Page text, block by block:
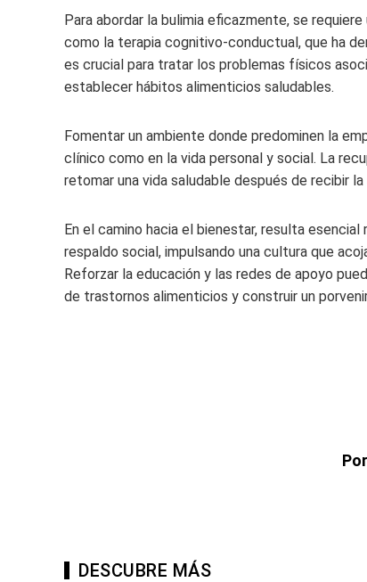
Para abordar la bulimia eficazmente, se
como la terapia cognitivo-conductual, que ha
es crucial para tratar los problemas físicos
establecer hábitos alimenticios saludables.
Fomentar un ambiente donde predominen la
clínico como en la vida personal y social. La
retomar una vida saludable después de recibir
En el camino hacia el bienestar, resulta
respaldo social, impulsando una cultura que
Reforzar la educación y las redes de apoyo
de trastornos alimenticios y construir un
DESCUBRE MÁS